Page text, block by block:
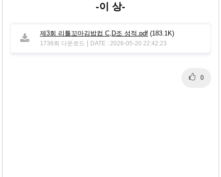
-이 상-
제3회 리틀꼬마김밥컵 C,D조 성적.pdf(183.1K)
1736회 다운로드 DATE : 2026-05-20 22:42:23
0